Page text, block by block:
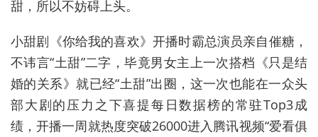
甜，所以不妨碍上头。
小甜剧《你给我的喜欢》开播时霸总演员亲自催糖，
不讳言“土甜”二字，毕竟男女主上一次搭档《只是结
婚的关系》就已经“土甜”出圈，这一次也能在一众头
部大剧的压力之下喜提每日数据榜的常驻Top3成
绩，开播一周就热度突破26000进入腾讯视频“爱看俱